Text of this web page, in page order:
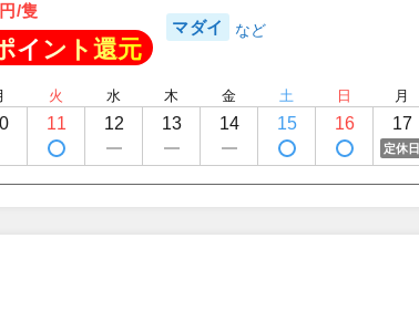
円/隻
イント還元
マダイ
火
11
水
12
木
13
金
14
土
15
日
16
月
17
定休日